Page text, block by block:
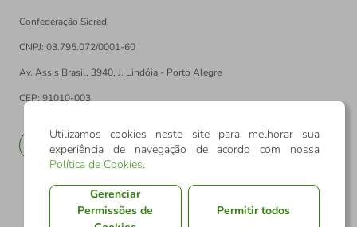
Confederação Sicredi
CNPJ: 03.795.072/0001-60
Av. Assis Brasil, 3940, J. Lindóia - Porto Alegre
CEP: 91010-003
EN
Utilizamos cookies neste site para melhorar sua
experiência de navegação de acordo com nossa
Política de Cookies.
Gerenciar
Permissões de
Permitir todos